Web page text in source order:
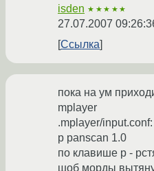
isden ★★★★★
27.07.2007
Ссылка
пока на ум
mplayer
.mplayer/input.conf:
p panscan 1.0
по клавише p -
шоб морды